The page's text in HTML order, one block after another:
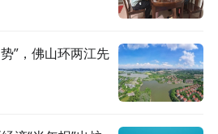
”，佛山环两江先